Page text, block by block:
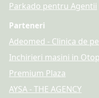
Parkado pentru Agentii
Parteneri
Adeomed - Clinica de
Inchirieri masini in
Premium Plaza
AYSA - THE AGENCY